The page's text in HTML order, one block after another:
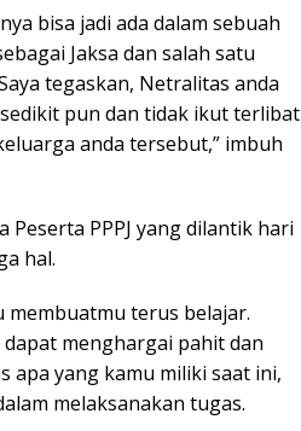
bisa jadi ada dalam sebuah
Jaksa dan salah satu
tegaskan, Netralitas anda
pun dan tidak ikut terlibat
anda tersebut,” imbuh
PPPJ yang dilantik hari
hal.
terus belajar.
menghargai pahit dan
apa yang kamu miliki saat ini,
melaksanakan tugas.